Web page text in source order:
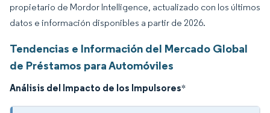
propietario de Mordor Intelligence, actualizado con los últimos
datos e información disponibles a partir de 2026.
Tendencias e Información del Mercado Global
de Préstamos para Automóviles
Análisis del Impacto de los Impulsores*